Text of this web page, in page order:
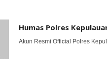
Humas Polres
Akun Resmi Official Polres